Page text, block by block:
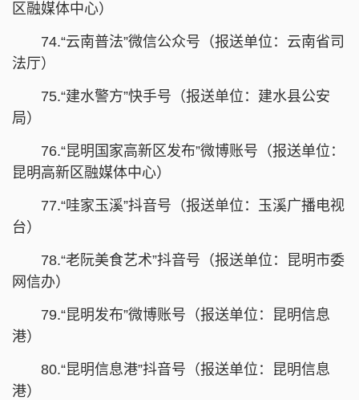
区融媒体中心）
74.“云南普法”微信公众号（报送单位：云南省司
法厅）
75.“建水警方”快手号（报送单位：建水县公安
局）
76.“昆明国家高新区发布”微博账号（报送单位：
昆明高新区融媒体中心）
77.“哇家玉溪”抖音号（报送单位：玉溪广播电视
台）
78.“老阮美食艺术”抖音号（报送单位：昆明市委
网信办）
79.“昆明发布”微博账号（报送单位：昆明信息
港）
80.“昆明信息港”抖音号（报送单位：昆明信息
港）